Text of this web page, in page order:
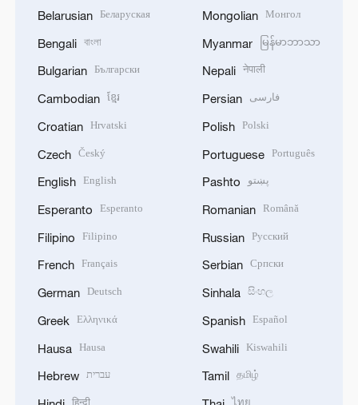
Belarusian Беларуская
Bengali বাংলা
Bulgarian Български
Cambodian ខ្មែរ
Croatian Hrvatski
Czech Český
English English
Esperanto Esperanto
Filipino Filipino
French Français
German Deutsch
Greek Ελληνικά
Hausa Hausa
Hebrew עברית
Mongolian Монгол
Myanmar မြန်မာဘာသာ
Nepali नेपाली
Persian فارسی
Polish Polski
Portuguese Português
Pashto پښتو
Romanian Română
Russian Русский
Serbian Српски
Sinhala සිංහල
Spanish Español
Swahili Kiswahili
Tamil தமிழ்